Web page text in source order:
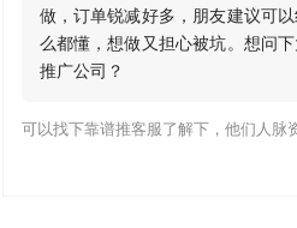
做，订单锐减好多，朋友建议可
么都懂，想做又担心被坑。想问
推广公司？
可以找下靠谱推客服了解下，他们人脉